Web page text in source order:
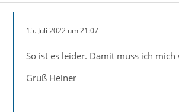
15. Juli 2022 um 21:07
So ist es leider. Damit muss ich
Gruß Heiner